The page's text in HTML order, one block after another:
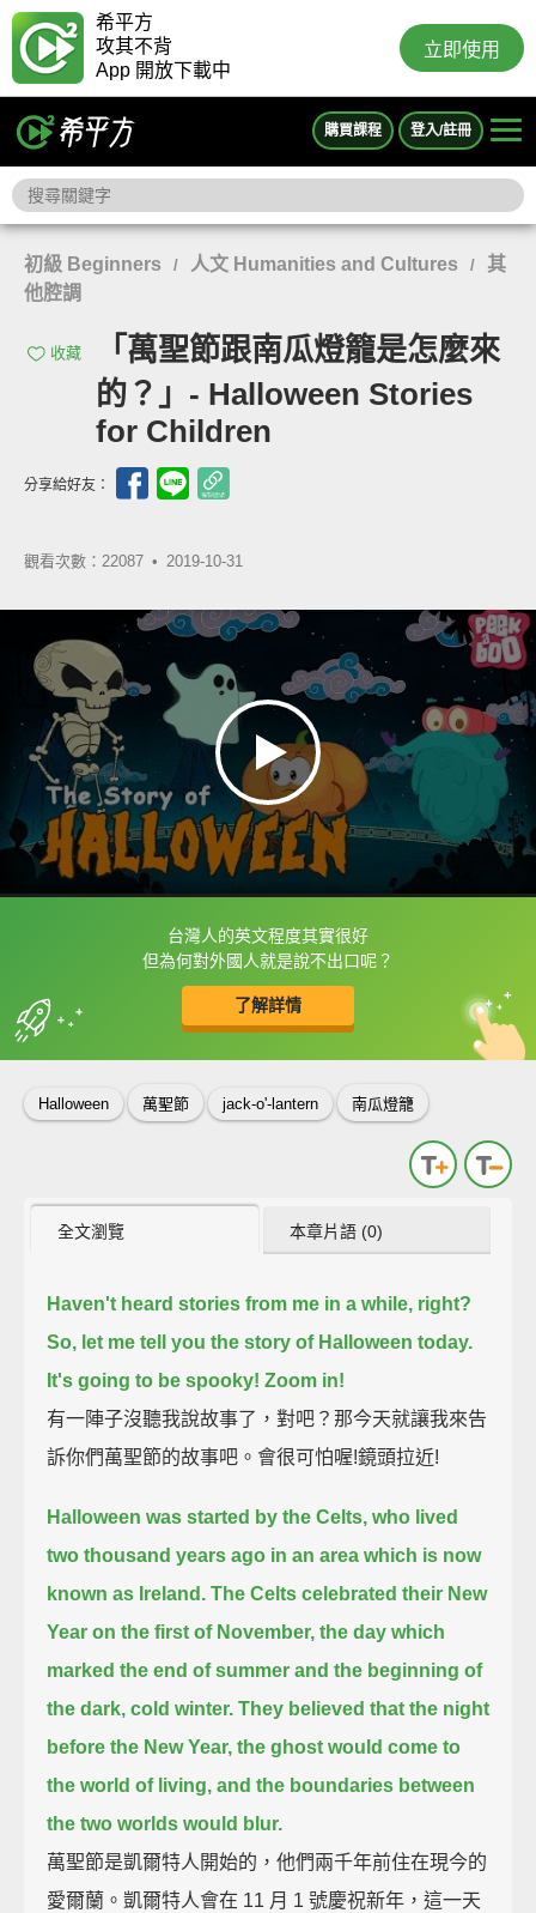
希平方
攻其不背
App 開放下載中
立即使用
購買課程 登入/註冊
初級 Beginners / 人文 Humanities and Cultures /
其
他腔調
收藏
「萬聖節跟南瓜燈籠是怎麼來
的？」- Halloween Stories
for Children
分享給好友：
觀看次數：22087 • 2019-10-31
台灣人的英文程度其實很好
但為何對外國人就是說不出口呢？
了解詳情
框選或點兩下字幕可以直接查字典喔！
收錄佳句 中
英
Halloween 萬聖節 jack-o'-lantern 南瓜燈籠
全文瀏覽 本章片語 (0)
Haven't heard stories from me in a while, right?
So, let me tell you the story of Halloween today.
It's going to be spooky! Zoom in!
有一陣子沒聽我說故事了，對吧？那今天就讓我來告
訴你們萬聖節的故事吧。會很可怕喔!鏡頭拉近!
Halloween was started by the Celts, who lived
two thousand years ago in an area which is now
known as Ireland. The Celts celebrated their New
Year on the first of November, the day which
marked the end of summer and the beginning of
the dark, cold winter. They believed that the night
before the New Year, the ghost would come to
the world of living, and the boundaries between
the two worlds would blur.
萬聖節是凱爾特人開始的，他們兩千年前住在現今的
愛爾蘭。凱爾特人會在 11 月 1 號慶祝新年，這一天